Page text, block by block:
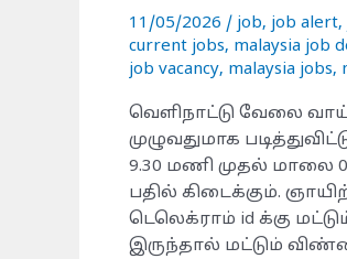
11/05/2026 / job, job alert,
current jobs, malaysia job
job vacancy, malaysia jobs,
வெளிநாட்டு வேலை
முழுவதுமாக
9.30 மணி முதல் மாலை
பதில் கிடைக்கும்.
டெலெக்ராம் id க்கு
இருந்தால் மட்டும்
இருந்தால்
போதும்..!!